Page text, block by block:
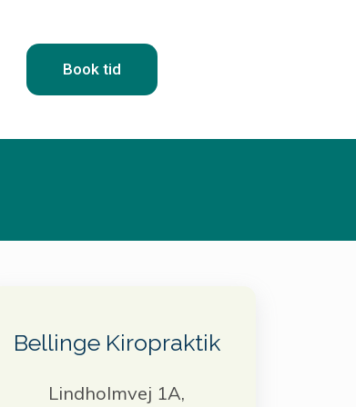
Book tid
Bellinge Kiropraktik
Lindholmvej 1A,